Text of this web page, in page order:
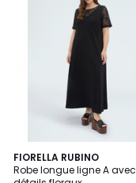
FIORELLA RUBINO
Robe longue ligne A avec